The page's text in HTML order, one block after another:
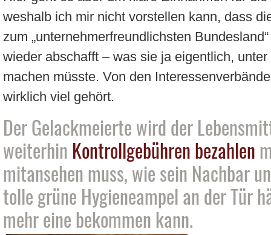
weshalb ich mir nicht vorstellen kann, dass
zum „unternehmerfreundlichsten
wieder abschafft – was sie ja eigentlich,
machen müsste. Von den
wirklich viel gehört.
Der Gelackmeierte wird der
weiterhin Kontrollgebühren bezahlen
mitansehen muss, wie sein Nachbar
tolle grüne Hygieneampel an der Tür
mehr eine bekommen kann.